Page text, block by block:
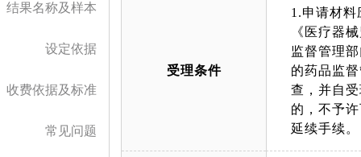
结果名称及样本
设定依据
收费依据及标准
常见问题
受理条件
1.申请材
《医疗器
监督管理
的药品监
查，并自
的，不予
延续手续。